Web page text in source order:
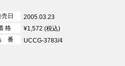
売日
2005.03.23
格
¥1,572 (税込)
番
UCCG-3783/4